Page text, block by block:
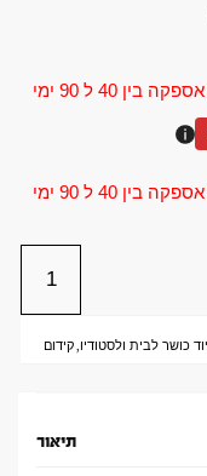
פריט בהזמנה מיוחדת במחיר מיוחד - זמני אספקה בין 40 ל 90 ימי
פריט בהזמנה מיוחדת במחיר מיוחד - זמני אספקה בין 40 ל 90 ימי
כושר לבית ולסטודיו,קידום
תיאור